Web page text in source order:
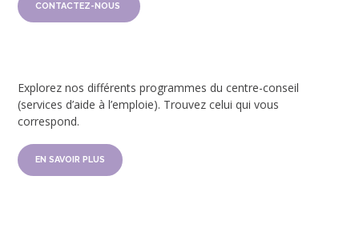
CONTACTEZ-NOUS
Explorez nos différents programmes du centre-conseil
(services d’aide à l’emploie). Trouvez celui qui vous
correspond.
EN SAVOIR PLUS